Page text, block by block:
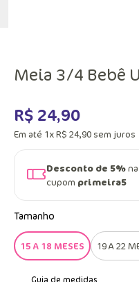
Meia 3/4 Bebê
R$ 24,90
Em até 1xR$ 24,90 sem juros
Desconto de 5%
cupom primeira5
Tamanho
15 A 18 MESES 19 A 22